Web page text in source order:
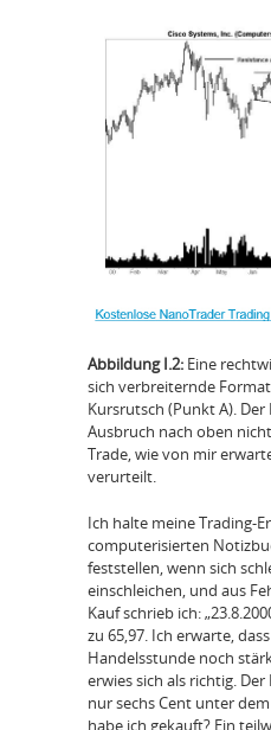
Abbildung I.2: Eine
sich verbreiternde
Kursrutsch (Punkt A). Der
Ausbruch nach oben
Trade, wie von mir
verurteilt.
Ich halte meine Trading-
computerisierten
feststellen, wenn sich
einschleichen, und aus
Kauf schrieb ich:
zu 65,97. Ich erwarte,
Handelsstunde noch
erwies sich als richtig. Der
nur sechs Cent unter
habe ich gekauft? Ein